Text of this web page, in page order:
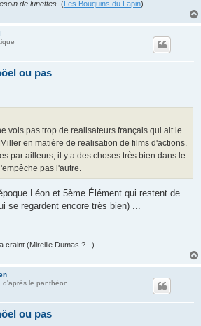
de lunettes. ( Les Bouquins du Lapin)
ou pas
vois pas trop de realisateurs français qui ait le
en matière de realisation de films d'actions.
par ailleurs, il y a des choses très bien dans le
pas l'autre.
Léon et 5ème Élément qui restent de
se regardent encore très bien) ...
craint (Mireille Dumas ?...)
d'après le panthéon
ou pas